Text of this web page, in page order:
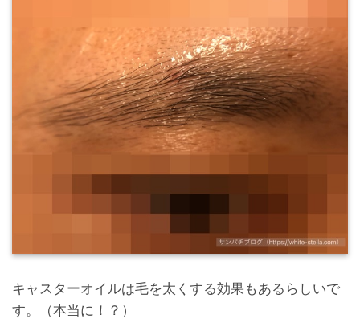
キャスターオイルは毛を太くする効果もあるらしいで
す。（本当に！？）